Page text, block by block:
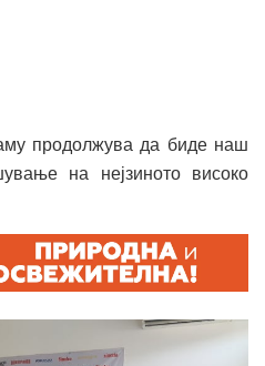
продолжува да биде наш
на нејзиното високо